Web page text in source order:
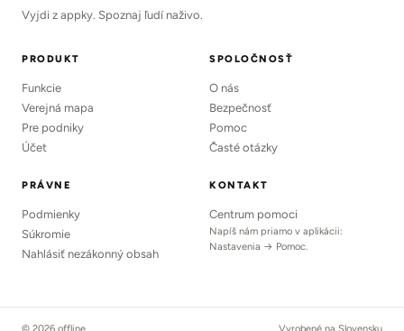
Vyjdi z appky. Spoznaj ľudí naživo.
PRODUKT
Funkcie
Verejná mapa
Pre podniky
Účet
SPOLOČNOSŤ
O nás
Bezpečnosť
Pomoc
Časté otázky
PRÁVNE
Podmienky
Súkromie
Nahlásiť nezákonný obsah
KONTAKT
Centrum pomoci
Napíš nám priamo v aplikácii:
Nastavenia → Pomoc.